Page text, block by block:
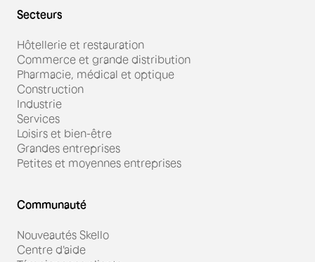
Secteurs
Hôtellerie et restauration
Commerce et grande distribution
Pharmacie, médical et optique
Construction
Industrie
Services
Loisirs et bien-être
Grandes entreprises
Petites et moyennes entreprises
Communauté
Nouveautés Skello
Centre d'aide